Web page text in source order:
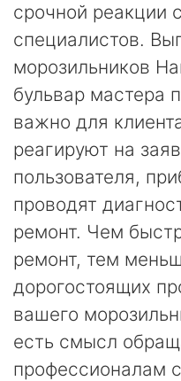
срочной реакции
специалистов.
морозильников
бульвар мастера
важно для
реагируют на
пользователя,
проводят
ремонт. Чем
ремонт, тем
дорогостоящих
вашего
есть смысл
профессионалам